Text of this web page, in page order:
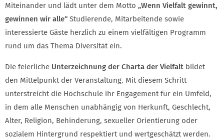
Miteinander und lädt unter dem Motto „Wenn Vielfalt gewinnt,
gewinnen wir alle“ Studierende, Mitarbeitende sowie
interessierte Gäste herzlich zu einem vielfältigen Programm
rund um das Thema Diversität ein.
Die feierliche Unterzeichnung der Charta der Vielfalt bildet
den Mittelpunkt der Veranstaltung. Mit diesem Schritt
unterstreicht die Hochschule ihr Engagement für ein Umfeld,
in dem alle Menschen unabhängig von Herkunft, Geschlecht,
Alter, Religion, Behinderung, sexueller Orientierung oder
sozialem Hintergrund respektiert und wertgeschätzt werden.